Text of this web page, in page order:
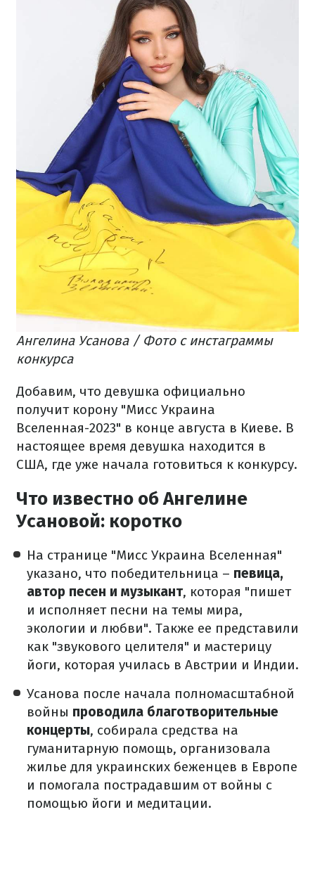
Ангелина Усанова / Фото с инстаграммы
конкурса
Добавим, что девушка официально
получит корону "Мисс Украина
Вселенная-2023" в конце августа в Киеве. В
настоящее время девушка находится в
США, где уже начала готовиться к конкурсу.
Что известно об Ангелине
Усановой: коротко
На странице "Мисс Украина Вселенная"
указано, что победительница – певица,
автор песен и музыкант, которая "пишет
и исполняет песни на темы мира,
экологии и любви". Также ее представили
как "звукового целителя" и мастерицу
йоги, которая училась в Австрии и Индии.
Усанова после начала полномасштабной
войны проводила благотворительные
концерты, собирала средства на
гуманитарную помощь, организовала
жилье для украинских беженцев в Европе
и помогала пострадавшим от войны с
помощью йоги и медитации.